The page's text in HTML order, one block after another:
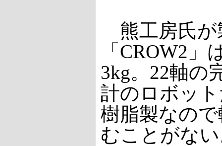
熊工房氏が
「CROW2」
3kg。22軸の
計のロボッ
樹脂製なの
むことがな